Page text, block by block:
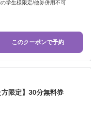
学生様限定/他券併用不可
このクーポンで予約
方限定】30分無料券